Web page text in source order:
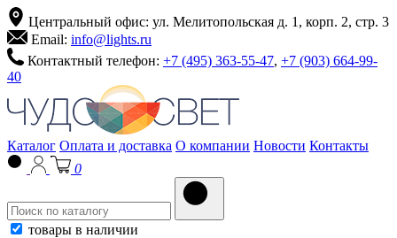
Центральный офис: ул. Мелитопольская д. 1, корп. 2, стр. 3
Email: info@lights.ru
Контактный телефон: +7 (495) 363-55-47, +7 (903) 664-99-
40
Каталог Оплата и доставка О компании Новости Контакты
0
товары в наличии